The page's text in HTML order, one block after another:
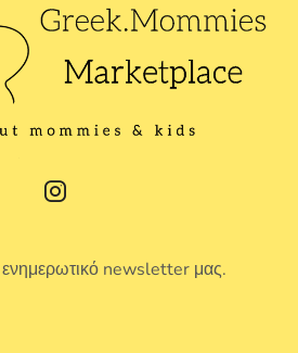
ενημερωτικό newsletter μας.